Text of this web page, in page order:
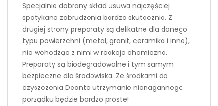
Specjalnie dobrany skład usuwa najczęściej
spotykane zabrudzenia bardzo skutecznie. Z
drugiej strony preparaty są delikatne dla danego
typu powierzchni (metal, granit, ceramika i inne),
nie wchodząc z nimi w reakcje chemiczne.
Preparaty są biodegradowalne i tym samym
bezpieczne dla środowiska. Ze środkami do
czyszczenia Deante utrzymanie nienagannego
porządku będzie bardzo proste!